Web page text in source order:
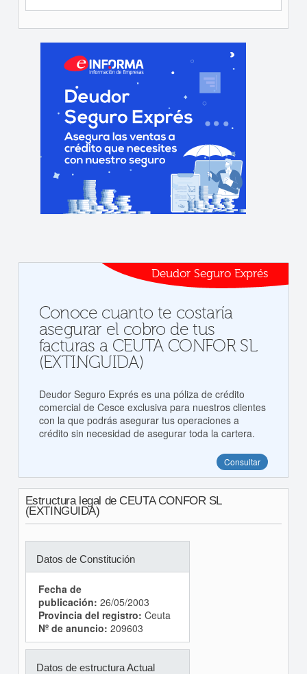
Deudor Seguro Exprés
Conoce cuanto te costaría
asegurar el cobro de tus
facturas a CEUTA CONFOR SL
(EXTINGUIDA)
Deudor Seguro Exprés es una póliza de crédito
comercial de Cesce exclusiva para nuestros clientes
con la que podrás asegurar tus operaciones a
crédito sin necesidad de asegurar toda la cartera.
Consultar
Estructura legal de CEUTA CONFOR SL
(EXTINGUIDA)
Datos de Constitución
Fecha de
publicación: 26/05/2003
Provincia del registro: Ceuta
Nº de anuncio: 209603
Datos de estructura Actual